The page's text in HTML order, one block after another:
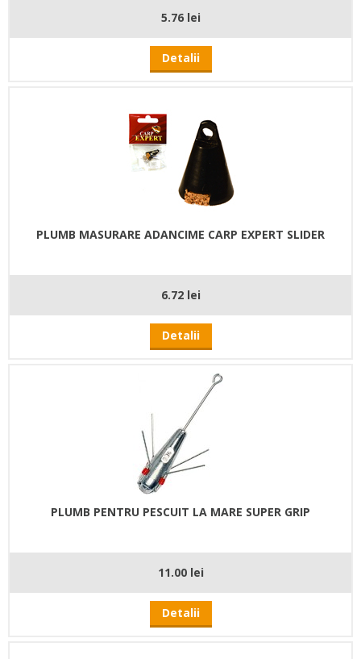
5.76 lei
Detalii
PLUMB MASURARE ADANCIME CARP EXPERT SLIDER
6.72 lei
Detalii
PLUMB PENTRU PESCUIT LA MARE SUPER GRIP
11.00 lei
Detalii